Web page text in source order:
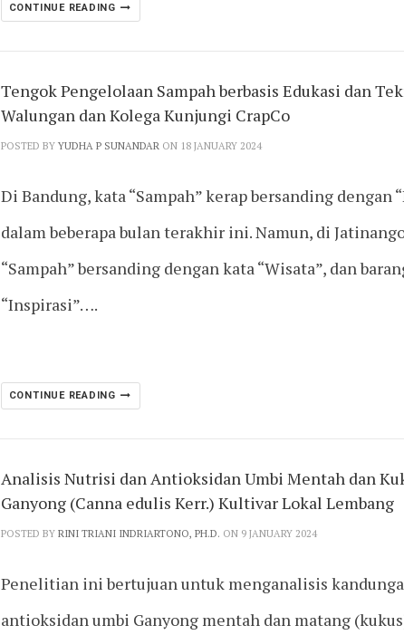
CONTINUE READING
Tengok Pengelolaan Sampah berbasis Edukasi dan
Walungan dan Kolega Kunjungi CrapCo
POSTED BY YUDHA P SUNANDARON 18 JANUARY 2024
Di Bandung, kata “Sampah” kerap bersanding dengan
dalam beberapa bulan terakhir ini. Namun, di
“Sampah” bersanding dengan kata “Wisata”, dan
“Inspirasi”….
CONTINUE READING
Analisis Nutrisi dan Antioksidan Umbi Mentah dan
Ganyong (Canna edulis Kerr.) Kultivar Lokal Lembang
POSTED BY RINI TRIANI INDRIARTONO, PH.D. ON 9 JANUARY 2024
Penelitian ini bertujuan untuk menganalisis
antioksidan umbi Ganyong mentah dan matang